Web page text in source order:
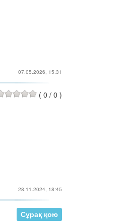
07.05.2026, 15:31
( 0 / 0 )
28.11.2024, 18:45
Сұрақ қою